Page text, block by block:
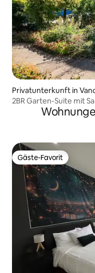
Privatunterkunft in
2BR Garten-Suite mit
Gäste-Favorit
Gäste-Favorit